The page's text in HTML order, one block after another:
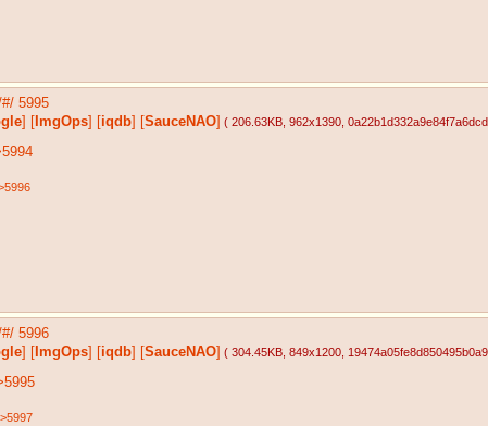
5995
] [ ImgOps] [iqdb] [SauceNAO] ( 206.63KB , 962x1390 ,
5996
] [ ImgOps] [iqdb] [SauceNAO] ( 304.45KB , 849x1200 ,